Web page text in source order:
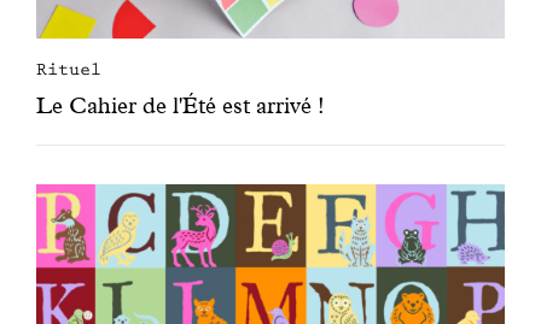
Rituel
Le Cahier de l'Été est arrivé !